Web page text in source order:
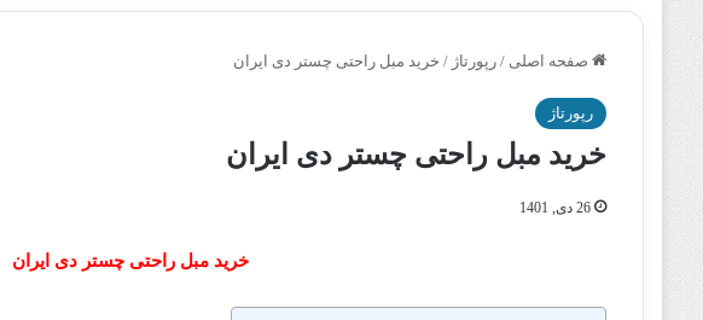
صفحه اصلی / رپورتاژ / خرید مبل راحتی چستر دی ایران
رپورتاژ
خرید مبل راحتی چستر دی ایران
26 دی, 1401
خرید مبل راحتی چستر دی ایران